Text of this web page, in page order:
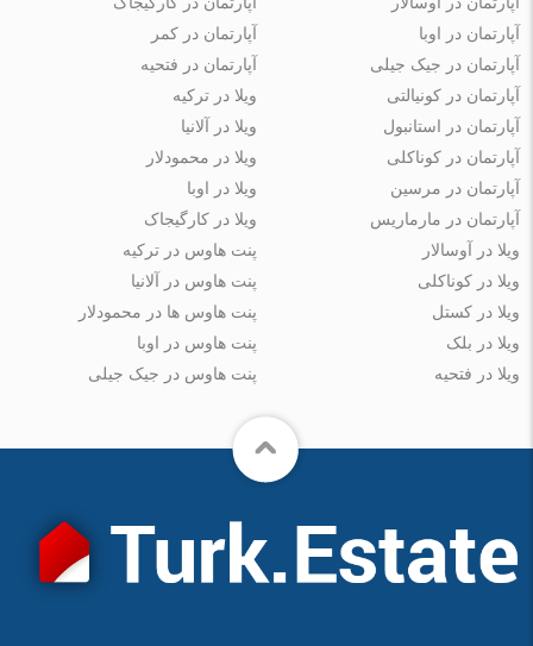
آپارتمان در اوبا
آپارتمان در جیک جیلی
آپارتمان در کمر
آپارتمان در فتحیه
آپارتمان در کونیالتی
آپارتمان در استانبول
آپارتمان در کوناکلی
آپارتمان در مرسین
آپارتمان در مارماریس
ویلا در ترکیه
ویلا در آلانیا
ویلا در محمودلار
ویلا در اوبا
ویلا در کارگیجاک
ویلا در آوسالار
ویلا در کوناکلی
ویلا در کستل
ویلا در بلک
ویلا در فتحیه
پنت هاوس در ترکیه
پنت هاوس در آلانیا
پنت هاوس ها در محمودلار
پنت هاوس در اوبا
پنت هاوس در جیک جیلی